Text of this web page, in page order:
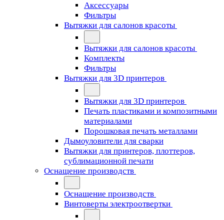
Аксессуары
Фильтры
Вытяжки для салонов красоты
Вытяжки для салонов красоты
Комплекты
Фильтры
Вытяжки для 3D принтеров
Вытяжки для 3D принтеров
Печать пластиками и композитными
материалами
Порошковая печать металлами
Дымоуловители для сварки
Вытяжки для принтеров, плоттеров,
сублимационной печати
Оснащение производств
Оснащение производств
Винтоверты электроотвертки